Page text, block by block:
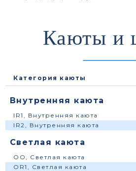
Каюты и
Категория каюты
Внутренняя каюта
IR1, Внутренняя каюта
IR2, Внутренняя каюта
Светлая каюта
OO, Светлая каюта
OR1, Светлая каюта